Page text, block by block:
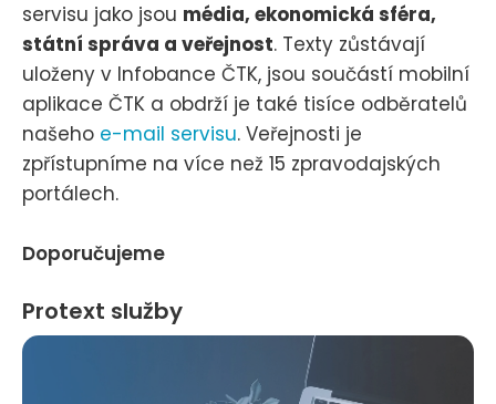
servisu jako jsou média, ekonomická sféra,
státní správa a veřejnost. Texty zůstávají
uloženy v Infobance ČTK, jsou součástí mobilní
aplikace ČTK a obdrží je také tisíce odběratelů
našeho e-mail servisu. Veřejnosti je
zpřístupníme na více než 15 zpravodajských
portálech.
Doporučujeme
Protext služby